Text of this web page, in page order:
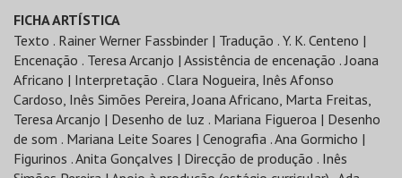
FICHA ARTÍSTICA
Texto . Rainer Werner Fassbinder | Tradução . Y. K. Centeno |
Encenação . Teresa Arcanjo | Assistência de encenação . Joana
Africano | Interpretação . Clara Nogueira, Inês Afonso
Cardoso, Inês Simões Pereira, Joana Africano, Marta Freitas,
Teresa Arcanjo | Desenho de luz . Mariana Figueroa | Desenho
de som . Mariana Leite Soares | Cenografia . Ana Gormicho |
Figurinos . Anita Gonçalves | Direcção de produção . Inês